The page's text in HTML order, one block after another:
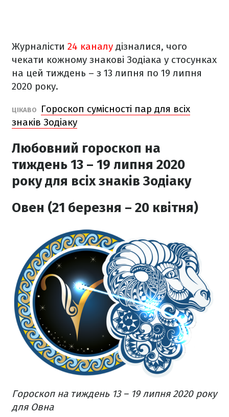
Журналісти 24 каналу дізналися, чого
чекати кожному знакові Зодіака у стосунках
на цей тиждень – з 13 липня по 19 липня
2020 року.
ЦІКАВО
Гороскоп сумісності пар для всіх
знаків Зодіаку
Любовний гороскоп на
тиждень 13 – 19 липня 2020
року для всіх знаків Зодіаку
Овен (21 березня – 20 квітня)
Гороскоп на тиждень 13 – 19 липня 2020 року
для Овна